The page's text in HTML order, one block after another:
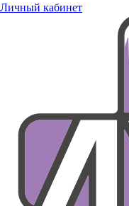
Личный кабинет